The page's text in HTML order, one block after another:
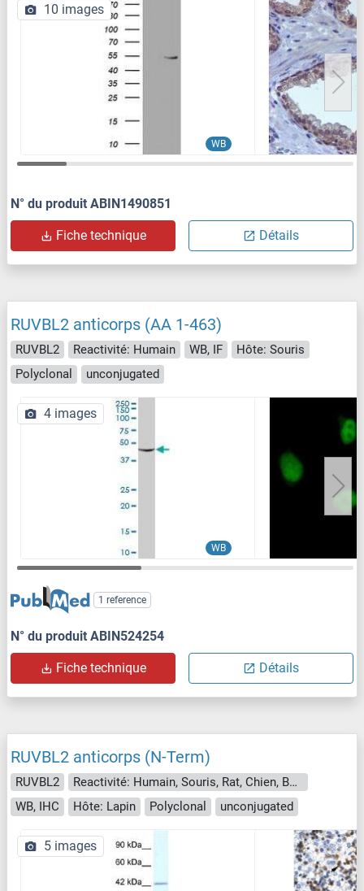
WB
10 images
N° du produit ABIN1490851
Fiche technique Détails
RUVBL2 anticorps (AA 1-463)
RUVBL2 Reactivité: Humain WB, IF
Hôte: Souris
Polyclonal
unconjugated
WB
4 images
1 reference
N° du produit ABIN524254
Fiche technique Détails
RUVBL2 anticorps (N-Term)
RUVBL2
Reactivité: Humain, Souris, Rat, Chien, Boeuf (Vache), Cobaye, Cheval, Lapin, Poisson zèbre (Danio rerio)
WB, IHC
Hôte: Lapin Polyclonal unconjugated
5 images